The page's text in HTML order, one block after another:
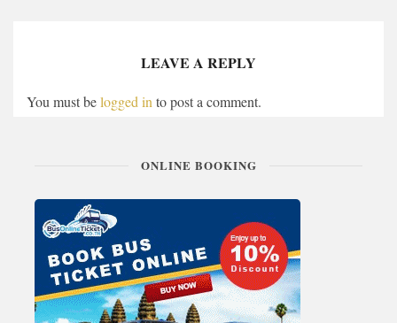
LEAVE A REPLY
You must belogged in to post a comment.
ONLINE BOOKING